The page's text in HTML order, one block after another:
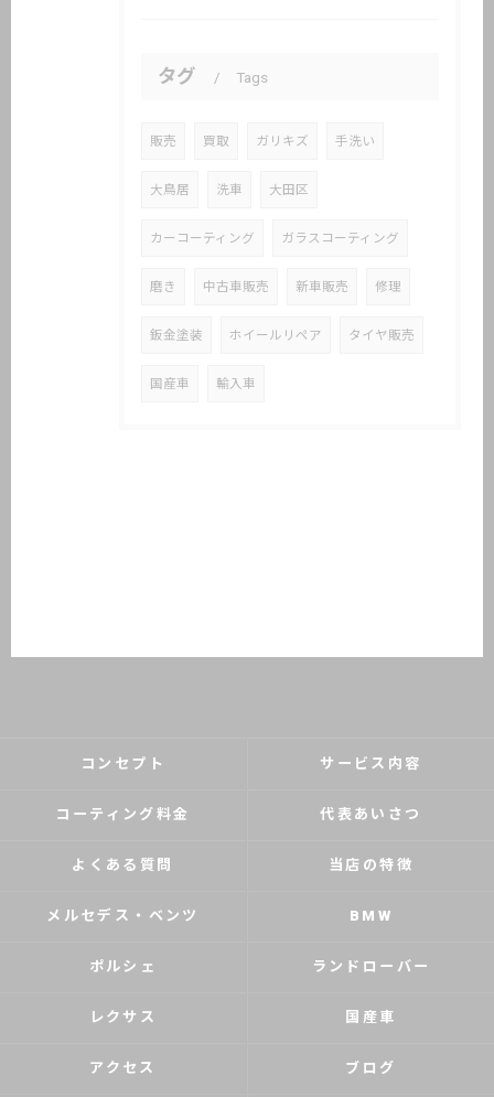
タグ Tags
販売 買取 ガリキズ 手洗い
大鳥居 洗車 大田区
カーコーティング ガラスコーティング
磨き 中古車販売 新車販売 修理
鈑金塗装 ホイールリペア タイヤ販売
国産車 輸入車
コンセプト サービス内容
コーティング料金 代表あいさつ
よくある質問 当店の特徴
メルセデス・ベンツ BMW
ポルシェ ランドローバー
レクサス 国産車
アクセス ブログ